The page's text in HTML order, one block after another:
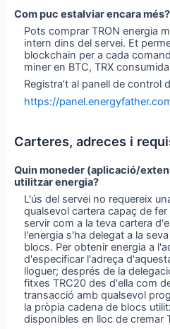
Com puc estalviar encara més?
Pots comprar TRON energia
intern dins del servei. Et
blockchain per a cada
miner en BTC, TRX
Registra’t al panell de control
https://
Carteres, adreces i
Quin moneder (aplicació/
utilitzar energia?
L'ús del servei no requereix
qualsevol cartera capaç de
servir com a la teva cartera
l'energia s'ha delegat a la
blocs. Per obtenir energia a
d'especificar l'adreça
lloguer; després de la
fitxes TRC20 des d'ella com
transacció amb qualsevol
la pròpia cadena de blocs
disponibles en lloc de cremar